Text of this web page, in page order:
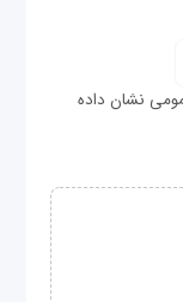
نشان داده